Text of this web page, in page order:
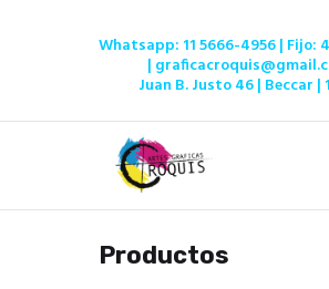
Whatsapp: 11 5666-4956| Fijo:
|
Juan B. Justo 46 | Beccar |
Inicio
Ofertas
Tienda
Servicios
Productos